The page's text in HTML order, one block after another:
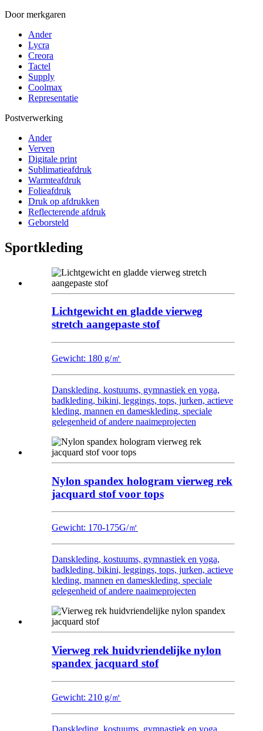
Door merkgaren
Ander
Lycra
Creora
Tactel
Supply
Coolmax
Representatie
Postverwerking
Ander
Verven
Digitale print
Sublimatieafdruk
Warmteafdruk
Folieafdruk
Druk op afdrukken
Reflecterende afdruk
Geborsteld
Sportkleding
Lichtgewicht en gladde vierweg
stretch aangepaste stof
Gewicht: 180 g/㎡
Danskleding, kostuums, gymnastiek en yoga,
badkleding, bikini, leggings, tops, jurken, actieve
kleding, mannen en dameskleding, speciale
gelegenheid of andere naaimeprojecten
Nylon spandex hologram vierweg rek
jacquard stof voor tops
Gewicht: 170-175G/㎡
Danskleding, kostuums, gymnastiek en yoga,
badkleding, bikini, leggings, tops, jurken, actieve
kleding, mannen en dameskleding, speciale
gelegenheid of andere naaimeprojecten
Vierweg rek huidvriendelijke nylon
spandex jacquard stof
Gewicht: 210 g/㎡
Danskleding, kostuums, gymnastiek en yoga,